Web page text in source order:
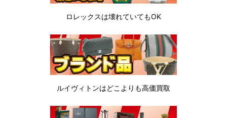
ロレックスは壊れていてもOK
ルイヴィトンはどこよりも高価買取